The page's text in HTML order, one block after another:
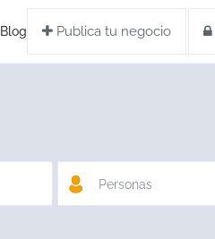
Publica tu negocio
Blog
Personas